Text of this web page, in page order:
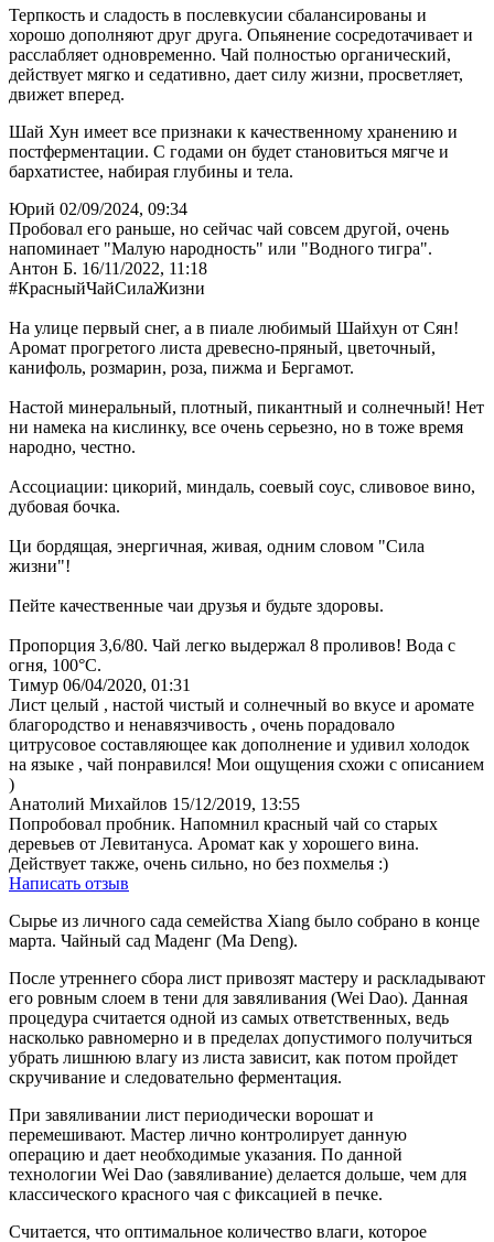
Терпкость и сладость в послевкусии сбалансированы и
хорошо дополняют друг друга. Опьянение сосредотачивает и
расслабляет одновременно. Чай полностью органический,
действует мягко и седативно, дает силу жизни, просветляет,
движет вперед.
Шай Хун имеет все признаки к качественному хранению и
постферментации. С годами он будет становиться мягче и
бархатистее, набирая глубины и тела.
Юрий 02/09/2024, 09:34
Пробовал его раньше, но сейчас чай совсем другой, очень
напоминает "Малую народность" или "Водного тигра".
Антон Б. 16/11/2022, 11:18
#КрасныйЧайСилаЖизни
На улице первый снег, а в пиале любимый Шайхун от Сян!
Аромат прогретого листа древесно-пряный, цветочный,
канифоль, розмарин, роза, пижма и Бергамот.
Настой минеральный, плотный, пикантный и солнечный! Нет
ни намека на кислинку, все очень серьезно, но в тоже время
народно, честно.
Ассоциации: цикорий, миндаль, соевый соус, сливовое вино,
дубовая бочка.
Ци бордящая, энергичная, живая, одним словом "Сила
жизни"!
Пейте качественные чаи друзья и будьте здоровы.
Пропорция 3,6/80. Чай легко выдержал 8 проливов! Вода с
огня, 100°С.
Тимур 06/04/2020, 01:31
Лист целый , настой чистый и солнечный во вкусе и аромате
благородство и ненавязчивость , очень порадовало
цитрусовое составляющее как дополнение и удивил холодок
на языке , чай понравился! Мои ощущения схожи с описанием
)
Анатолий Михайлов 15/12/2019, 13:55
Попробовал пробник. Напомнил красный чай со старых
деревьев от Левитануса. Аромат как у хорошего вина.
Действует также, очень сильно, но без похмелья :)
Написать отзыв
Сырье из личного сада семейства Xiang было собрано в конце
марта. Чайный сад Маденг (Ma Deng).
После утреннего сбора лист привозят мастеру и раскладывают
его ровным слоем в тени для завяливания (Wei Dao). Данная
процедура считается одной из самых ответственных, ведь
насколько равномерно и в пределах допустимого получиться
убрать лишнюю влагу из листа зависит, как потом пройдет
скручивание и следовательно ферментация.
При завяливании лист периодически ворошат и
перемешивают. Мастер лично контролирует данную
операцию и дает необходимые указания. По данной
технологии Wei Dao (завяливание) делается дольше, чем для
классического красного чая с фиксацией в печке.
Считается, что оптимальное количество влаги, которое